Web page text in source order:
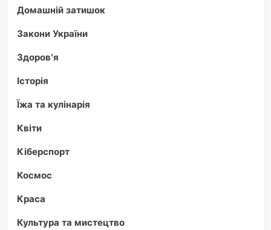
Домашній затишок
Закони України
Здоров'я
Історія
Їжа та кулінарія
Квіти
Кіберспорт
Космос
Краса
Культура та мистецтво